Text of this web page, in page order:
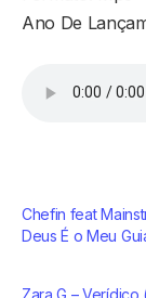
Ano De
Chefin feat
Deus É o Meu
Zara G – Verídico